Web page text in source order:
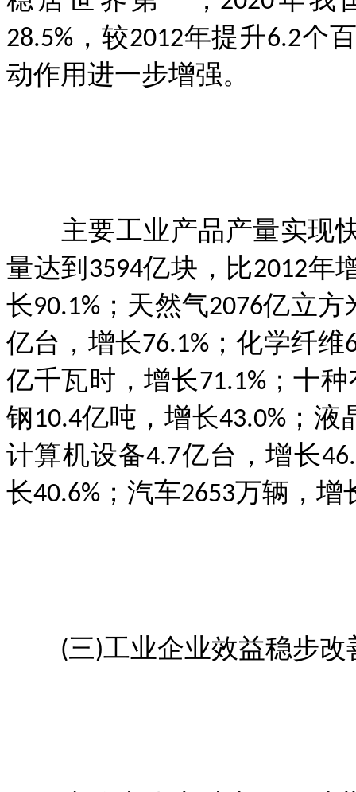
28.5%，较2012年提升6.2个
动作用进一步增强。
主要工业产品产量实现快
量达到3594亿块，比2012年
长90.1%；天然气2076亿立
亿台，增长76.1%；化学纤维
亿千瓦时，增长71.1%；十
钢10.4亿吨，增长43.0%；
计算机设备4.7亿台，增长
长40.6%；汽车2653万辆，增
(三)工业企业效益稳步改